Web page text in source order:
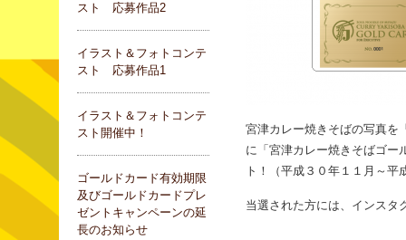
宮津カレー焼きそばの写真を
に「宮津カレー焼きそばゴー
ト！（平成３０年１１月～平
当選された方には、インスタ
スト 応募作品2
イラスト＆フォトコンテ
スト 応募作品1
イラスト＆フォトコンテ
スト開催中！
ゴールドカード有効期限
及びゴールドカードプレ
ゼントキャンペーンの延
長のお知らせ